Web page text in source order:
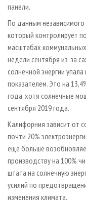
ИНСТРУМЕНТ И
БИБЛИОТЕКА
панели.
По данным независимого
который контролирует
масштабах
недели сентября из-за
солнечной энергии
показателем. Это на
года, хотя солнечные
сентября 2019 года.
Калифорния зависит от
почти 20%
еще больше
производству на 100%
штата на солнечную
усилий по
изменения климата.